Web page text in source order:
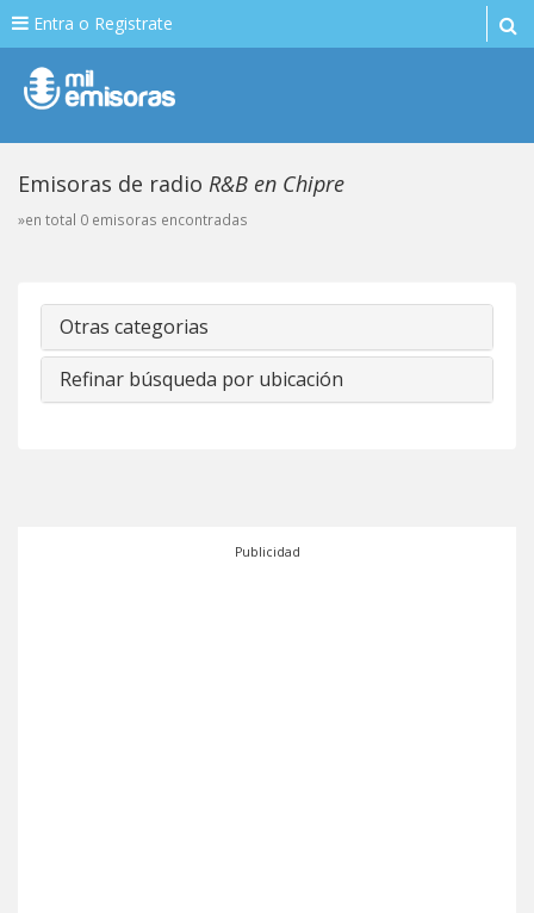
Entra o Registrate
Emisoras de radio R&B en Chipre
»en total 0 emisoras encontradas
Otras categorias
Refinar búsqueda por ubicación
Publicidad